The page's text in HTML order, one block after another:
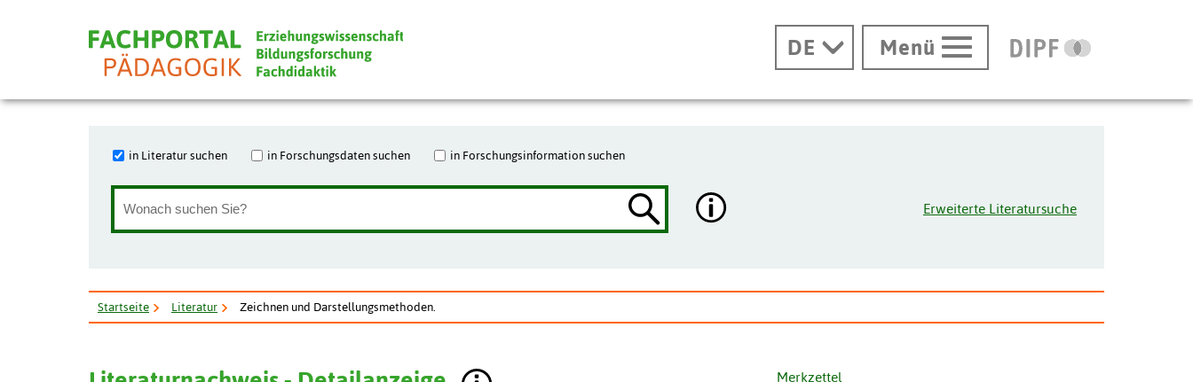
DE Menü
in Literatur suchen in Forschungsdaten suchen in Forschungsinformation suchen
Erweiterte Literatursuche
Startseite Literatur Zeichnen und Darstellungsmethoden.
Merkzettel